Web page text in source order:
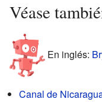
Véase
En inglés:
Canal de